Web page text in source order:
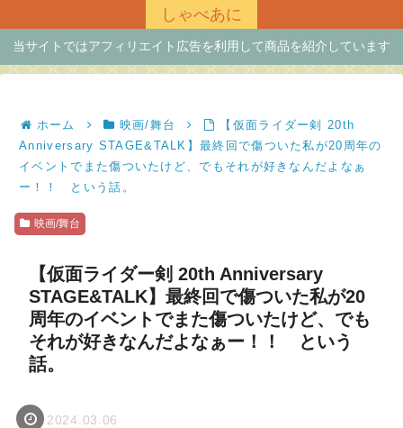
しゃべあに
当サイトではアフィリエイト広告を利用して商品を紹介しています
ホーム 映画/舞台
【仮面ライダー剣 20th
Anniversary STAGE&TALK】最終回で傷ついた私が20周年の
イベントでまた傷ついたけど、でもそれが好きなんだよなぁ
ー！！ という話。
映画/舞台
【仮面ライダー剣 20th Anniversary
STAGE&TALK】最終回で傷ついた私が20
周年のイベントでまた傷ついたけど、でも
それが好きなんだよなぁー！！ という
話。
2024.03.06